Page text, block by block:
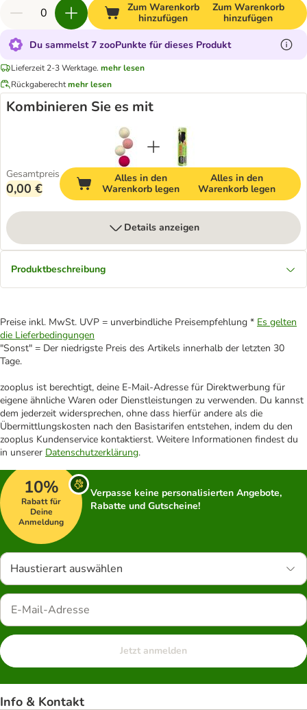
Zum Warenkorb
hinzufügen
Zum Warenkorb
hinzufügen
Du sammelst 7 zooPunkte für dieses Produkt
Lieferzeit 2-3 Werktage. mehr lesen
Rückgaberechtmehr lesen
Kombinieren Sie es mit
Gesamtpreis
0,00 €
Alles in den
Warenkorb legen
Alles in den
Warenkorb legen
Details anzeigen
Produktbeschreibung
Preise inkl. MwSt. UVP = unverbindliche Preisempfehlung * Es gelten
die Lieferbedingungen
"Sonst" = Der niedrigste Preis des Artikels innerhalb der letzten 30
Tage.
zooplus ist berechtigt, deine E-Mail-Adresse für Direktwerbung für
eigene ähnliche Waren oder Dienstleistungen zu verwenden. Du kannst
dem jederzeit widersprechen, ohne dass hierfür andere als die
Übermittlungskosten nach den Basistarifen entstehen, indem du den
zooplus Kundenservice kontaktierst. Weitere Informationen findest du
in unserer Datenschutzerklärung.
10%
Rabatt für
Deine
Anmeldung
Verpasse keine personalisierten Angebote,
Rabatte und Gutscheine!
Haustierart auswählen
Jetzt anmelden
Info & Kontakt